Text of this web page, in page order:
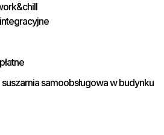
suszarnia samoobsługowa w budynku